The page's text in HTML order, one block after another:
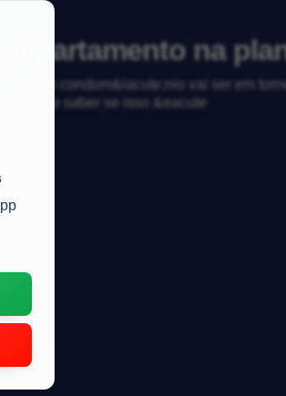
apartamento na
do condom&iacute;nio vai ser em
como saber se isso &eacute